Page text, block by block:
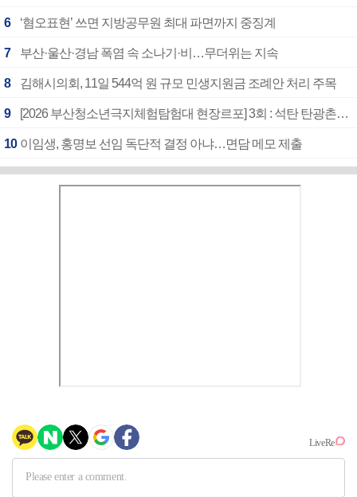
6 ‘혐오표현’ 쓰면 지방공무원 최대 파면까지 중징계
7 부산·울산·경남 폭염 속 소나기·비…무더위는 지속
8 김해시의회, 11일 544억 원 규모 민생지원금 조례안 처리 주목
9 [2026 부산청소년극지체험탐험대 현장르포] 3회 : 석탄 탄광촌에서 북극 연구의 중심지로
10 이임생, 홍명보 선임 독단적 결정 아냐…면담 메모 제출